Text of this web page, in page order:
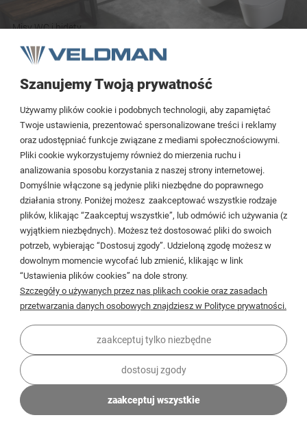
Misy WC i bidety
Cieślewskich 54
03-017 Warszawa
22 299 45 25
biuro@veldman.pl
Płatności i dostawa
Informacje
© 2026 veldman.pl . Wszelkie prawa zastrzeżone.
Styl graficzny ShopGadget.pl
Sklep internetowy Shoper Premium
Szanujemy Twoją prywatność
Używamy plików cookie i podobnych technologii, aby zapamiętać
Twoje ustawienia, prezentować spersonalizowane treści i reklamy
oraz udostępniać funkcje związane z mediami społecznościowymi.
Pliki cookie wykorzystujemy również do mierzenia ruchu i
analizowania sposobu korzystania z naszej strony internetowej.
Domyślnie włączone są jedynie pliki niezbędne do poprawnego
działania strony. Poniżej możesz zaakceptować wszystkie rodzaje
plików, klikając “Zaakceptuj wszystkie”, lub odmówić ich używania (z
wyjątkiem niezbędnych). Możesz też dostosować pliki do swoich
potrzeb, wybierając “Dostosuj zgody”. Udzieloną zgodę możesz w
dowolnym momencie wycofać lub zmienić, klikając w link
“Ustawienia plików cookies” na dole strony.
Szczegóły o używanych przez nas plikach cookie oraz zasadach
przetwarzania danych osobowych znajdziesz w Polityce prywatności.
zaakceptuj tylko niezbędne
dostosuj zgody
zaakceptuj wszystkie